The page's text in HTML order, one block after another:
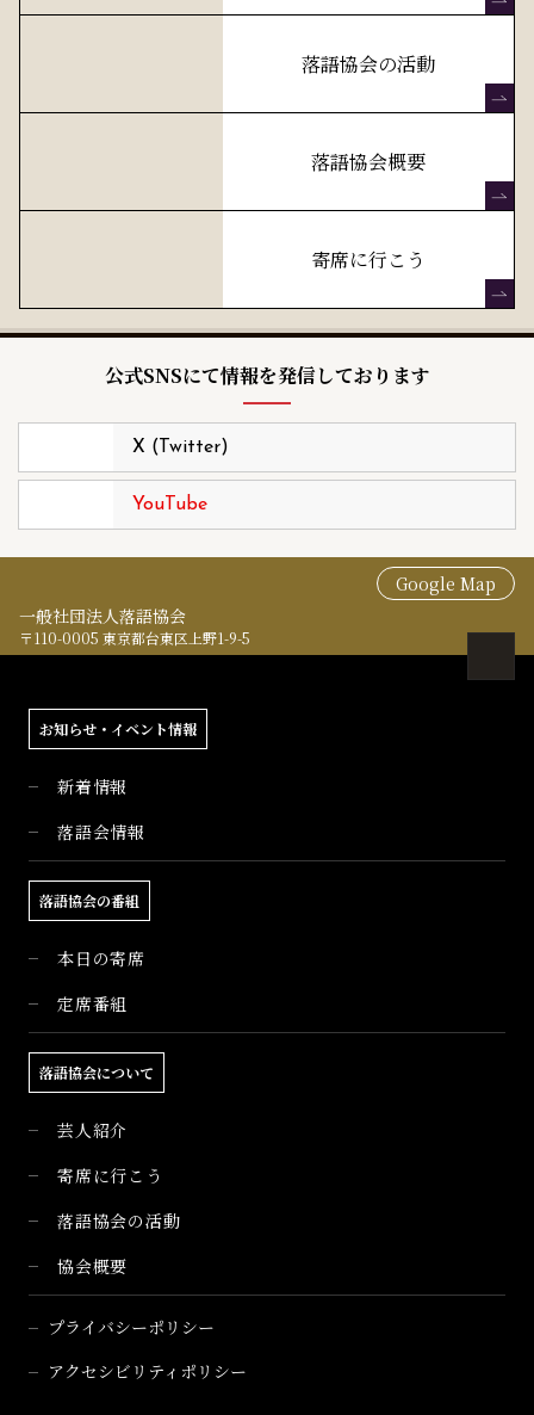
落語協会の活動
落語協会概要
寄席に行こう
公式SNSにて情報を発信しております
X (Twitter)
YouTube
Google Map
一般社団法人落語協会
〒110-0005 東京都台東区上野1-9-5
お知らせ・イベント情報
新着情報
落語会情報
落語協会の番組
本日の寄席
定席番組
落語協会について
芸人紹介
寄席に行こう
落語協会の活動
協会概要
プライバシーポリシー
アクセシビリティポリシー